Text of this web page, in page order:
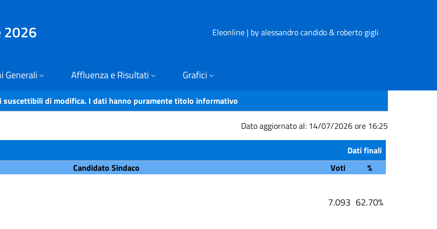
2026 Eleonline | by alessandro candido & roberto gigli
Generali Affluenza e Risultati Grafici
suscettibili di modifica. I dati hanno puramente titolo informativo
Dato aggiornato al: 14/07/2026 ore 16:25
Dati finali
Candidato Sindaco Voti %
7.093 62.70%